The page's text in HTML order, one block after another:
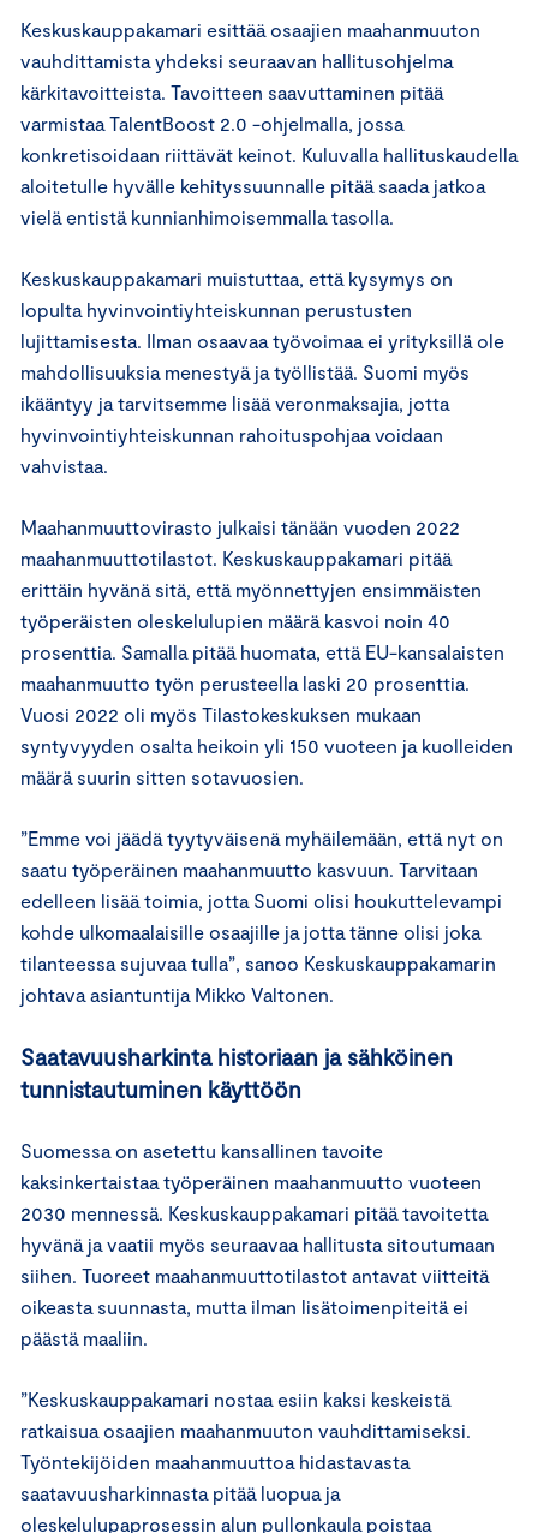
Keskuskauppakamari esittää osaajien maahanmuuton
vauhdittamista yhdeksi seuraavan hallitusohjelma
kärkitavoitteista. Tavoitteen saavuttaminen pitää
varmistaa TalentBoost 2.0 -ohjelmalla, jossa
konkretisoidaan riittävät keinot. Kuluvalla hallituskaudella
aloitetulle hyvälle kehityssuunnalle pitää saada jatkoa
vielä entistä kunnianhimoisemmalla tasolla.
Keskuskauppakamari muistuttaa, että kysymys on
lopulta hyvinvointiyhteiskunnan perustusten
lujittamisesta. Ilman osaavaa työvoimaa ei yrityksillä ole
mahdollisuuksia menestyä ja työllistää. Suomi myös
ikääntyy ja tarvitsemme lisää veronmaksajia, jotta
hyvinvointiyhteiskunnan rahoituspohjaa voidaan
vahvistaa.
Maahanmuuttovirasto julkaisi tänään vuoden 2022
maahanmuuttotilastot. Keskuskauppakamari pitää
erittäin hyvänä sitä, että myönnettyjen ensimmäisten
työperäisten oleskelulupien määrä kasvoi noin 40
prosenttia. Samalla pitää huomata, että EU-kansalaisten
maahanmuutto työn perusteella laski 20 prosenttia.
Vuosi 2022 oli myös Tilastokeskuksen mukaan
syntyvyyden osalta heikoin yli 150 vuoteen ja kuolleiden
määrä suurin sitten sotavuosien.
”Emme voi jäädä tyytyväisenä myhäilemään, että nyt on
saatu työperäinen maahanmuutto kasvuun. Tarvitaan
edelleen lisää toimia, jotta Suomi olisi houkuttelevampi
kohde ulkomaalaisille osaajille ja jotta tänne olisi joka
tilanteessa sujuvaa tulla”, sanoo Keskuskauppakamarin
johtava asiantuntija Mikko Valtonen.
Saatavuusharkinta historiaan ja sähköinen
tunnistautuminen käyttöön
Suomessa on asetettu kansallinen tavoite
kaksinkertaistaa työperäinen maahanmuutto vuoteen
2030 mennessä. Keskuskauppakamari pitää tavoitetta
hyvänä ja vaatii myös seuraavaa hallitusta sitoutumaan
siihen. Tuoreet maahanmuuttotilastot antavat viitteitä
oikeasta suunnasta, mutta ilman lisätoimenpiteitä ei
päästä maaliin.
”Keskuskauppakamari nostaa esiin kaksi keskeistä
ratkaisua osaajien maahanmuuton vauhdittamiseksi.
Työntekijöiden maahanmuuttoa hidastavasta
saatavuusharkinnasta pitää luopua ja
oleskelulupaprosessin alun pullonkaula poistaa